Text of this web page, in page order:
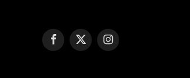
Facebook
X
Instagram